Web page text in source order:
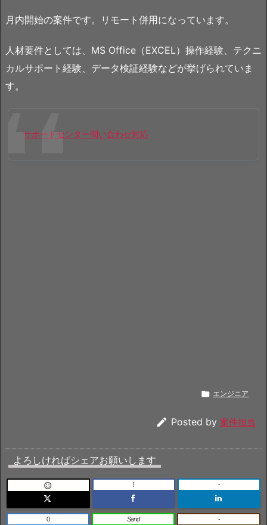
月内開始の案件です。リモート併用になっています。
人材要件としては、MS Office（EXCEL）操作経験、テクニ
カルサポート経験、データ検証経験などが挙げられていま
す。
サポートセンター問い合わせ対応
 エンジニア
 Posted by 案件担当
よろしければシェアお願いします
 ! -
0 Send -